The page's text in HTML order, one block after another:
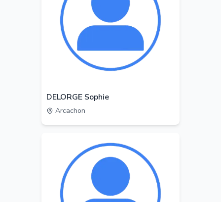
DELORGE Sophie
Arcachon